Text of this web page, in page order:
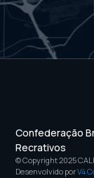
Confederação
Recrativos
© Copyright 2025
Desenvolvido porV4